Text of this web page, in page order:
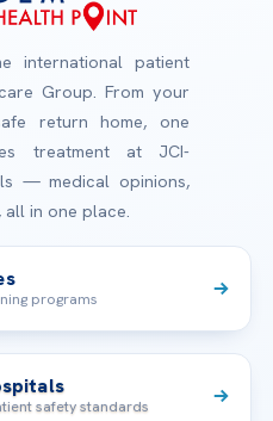
international patient
Group. From your
return home, one
treatment at JCI-
— medical opinions,
in one place.
programs
safety standards